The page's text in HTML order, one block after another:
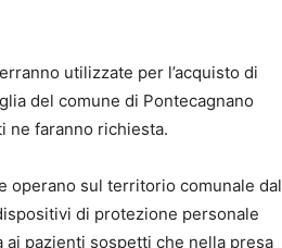
utilizzate per l’acquisto di
del comune di Pontecagnano
ne faranno richiesta.
operano sul territorio comunale dal
di protezione personale
pazienti sospetti che nella presa